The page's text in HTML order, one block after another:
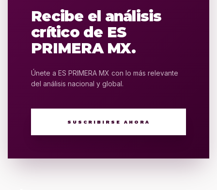
Recibe el análisis
crítico de ES
PRIMERA MX.
Únete a ES PRIMERA MX con lo más relevante
del análisis nacional y global.
SUSCRIBIRSE AHORA